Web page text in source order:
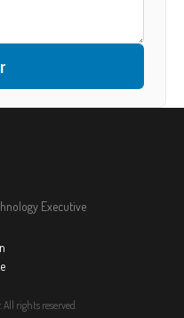
Executive
rights reserved.